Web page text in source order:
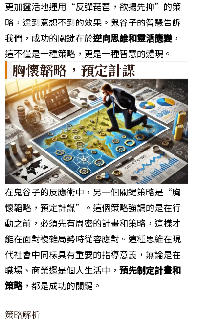
更加靈活地運用“反彈琵琶，欲揚先抑”的策
略，達到意想不到的效果。鬼谷子的智慧告訴
我們，成功的關鍵在於逆向思維和靈活應變 ，
這不僅是一種策略，更是一種智慧的體現。
胸懷韜略，預定計謀
在鬼谷子的反應術中，另一個關鍵策略是“胸
懷韜略，預定計謀”。這個策略強調的是在行
動之前，必須先有周密的計畫和策略，這樣才
能在面對複雜局勢時從容應對。這種思維在現
代社會中同樣具有重要的指導意義，無論是在
職場、商業還是個人生活中， 預先制定計畫和
策略，都是成功的關鍵。
策略解析